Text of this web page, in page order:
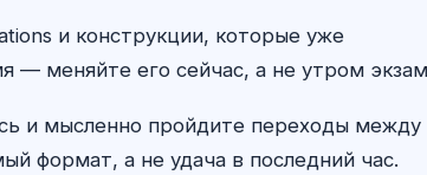
и конструкции, которые уже
— меняйте его сейчас, а не утром
и мысленно пройдите переходы между
формат, а не удача в последний час.